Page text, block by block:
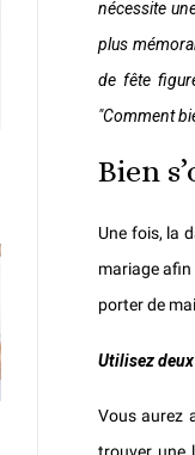
nécessite
plus
de fête
"Comment
Bien
Une fois, la
mariage afin
porter de
Utilisez
Vous aurez